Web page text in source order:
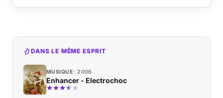
DANS LE MÊME ESPRIT
MUSIQUE 2006
Enhancer - Electrochoc